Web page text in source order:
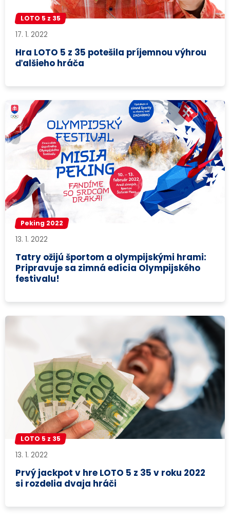
LOTO 5 z 35
17. 1. 2022
Hra LOTO 5 z 35 potešila príjemnou výhrou
ďalšieho hráča
Peking 2022
13. 1. 2022
Tatry ožijú športom a olympijskými hrami:
Pripravuje sa zimná edícia Olympijského
festivalu!
LOTO 5 z 35
13. 1. 2022
Prvý jackpot v hre LOTO 5 z 35 v roku 2022
si rozdelia dvaja hráči